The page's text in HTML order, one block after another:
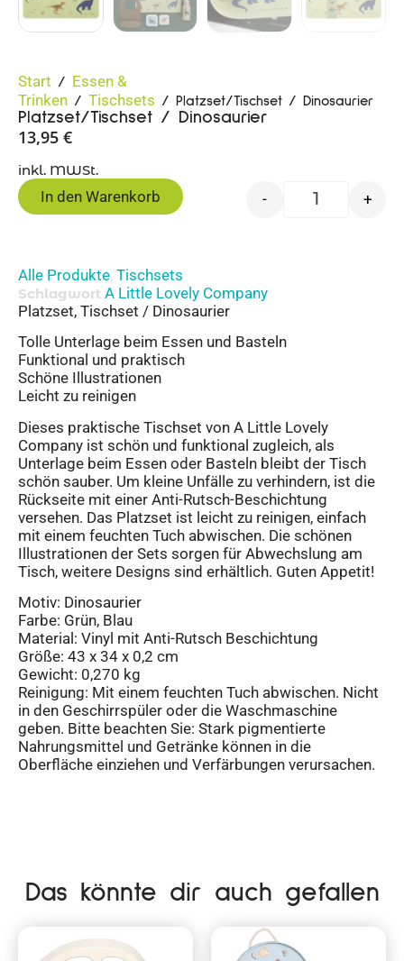
Start / Essen &
Trinken / Tischsets / Platzset/Tischset / Dinosaurier
Platzset/Tischset / Dinosaurier
13,95 €
inkl. MWSt.
- +
In den Warenkorb
Alle Produkte, Tischsets
Schlagwort A Little Lovely Company
Platzset, Tischset / Dinosaurier
Tolle Unterlage beim Essen und Basteln
Funktional und praktisch
Schöne Illustrationen
Leicht zu reinigen
Dieses praktische Tischset von A Little Lovely
Company ist schön und funktional zugleich, als
Unterlage beim Essen oder Basteln bleibt der Tisch
schön sauber. Um kleine Unfälle zu verhindern, ist die
Rückseite mit einer Anti-Rutsch-Beschichtung
versehen. Das Platzset ist leicht zu reinigen, einfach
mit einem feuchten Tuch abwischen. Die schönen
Illustrationen der Sets sorgen für Abwechslung am
Tisch, weitere Designs sind erhältlich. Guten Appetit!
Motiv: Dinosaurier
Farbe: Grün, Blau
Material: Vinyl mit Anti-Rutsch Beschichtung
Größe: 43 x 34 x 0,2 cm
Gewicht: 0,270 kg
Reinigung: Mit einem feuchten Tuch abwischen. Nicht
in den Geschirrspüler oder die Waschmaschine
geben. Bitte beachten Sie: Stark pigmentierte
Nahrungsmittel und Getränke können in die
Oberfläche einziehen und Verfärbungen verursachen.
Das könnte dir auch gefallen